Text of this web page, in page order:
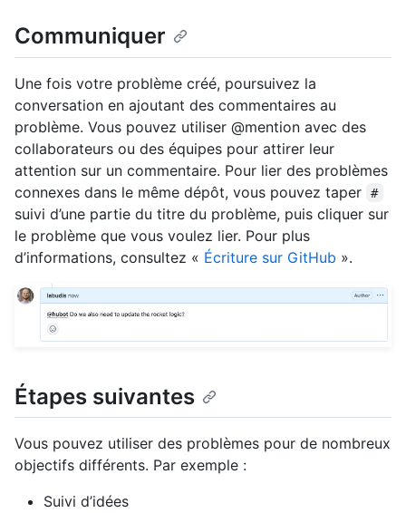
Communiquer
Une fois votre problème créé, poursuivez la
conversation en ajoutant des commentaires au
problème. Vous pouvez utiliser @mention avec des
collaborateurs ou des équipes pour attirer leur
attention sur un commentaire. Pour lier des problèmes
connexes dans le même dépôt, vous pouvez taper
#
suivi d’une partie du titre du problème, puis cliquer sur
le problème que vous voulez lier. Pour plus
d’informations, consultez « Écriture sur GitHub ».
Étapes suivantes
Vous pouvez utiliser des problèmes pour de nombreux
objectifs différents. Par exemple :
Suivi d’idées